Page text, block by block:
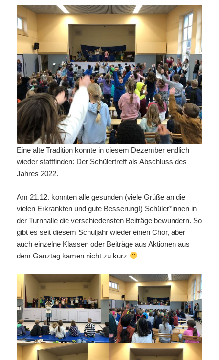
Eine alte Tradition konnte in diesem Dezember endlich
wieder stattfinden: Der Schülertreff als Abschluss des
Jahres 2022.
Am 21.12. konnten alle gesunden (viele Grüße an die
vielen Erkrankten und gute Besserung!) Schüler*innen in
der Turnhalle die verschiedensten Beiträge bewundern. So
gibt es seit diesem Schuljahr wieder einen Chor, aber
auch einzelne Klassen oder Beiträge aus Aktionen aus
dem Ganztag kamen nicht zu kurz